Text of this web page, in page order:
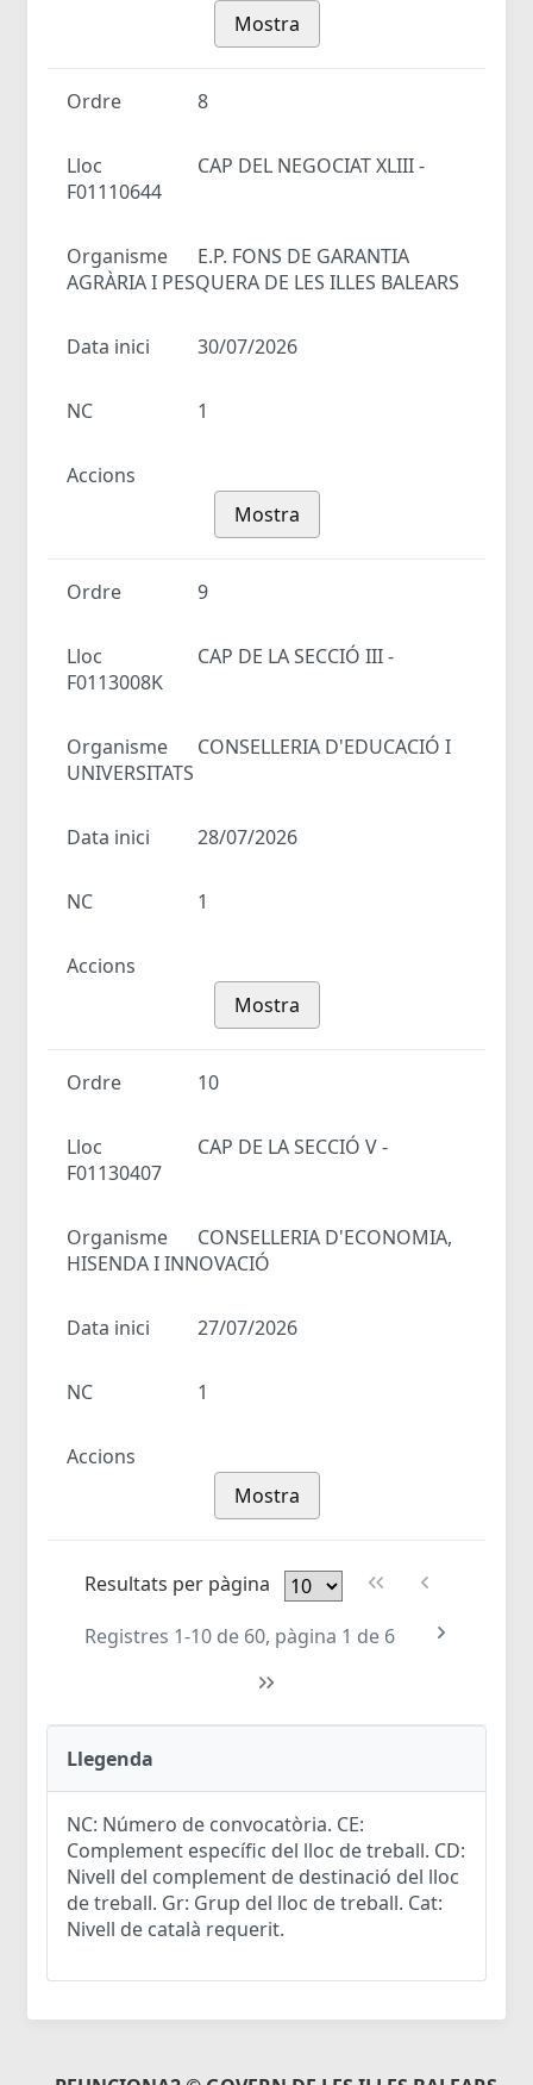
Mostra
Ordre 8
Lloc
CAP DEL NEGOCIAT XLIII -
F01110644
Organisme
E.P. FONS DE GARANTIA
AGRÀRIA I PESQUERA DE LES ILLES BALEARS
Data inici 30/07/2026
NC 1
Accions
Mostra
Ordre 9
Lloc
CAP DE LA SECCIÓ III -
F0113008K
Organisme
CONSELLERIA D'EDUCACIÓ I
UNIVERSITATS
Data inici 28/07/2026
NC 1
Accions
Mostra
Ordre 10
Lloc
CAP DE LA SECCIÓ V -
F01130407
Organisme
CONSELLERIA D'ECONOMIA,
HISENDA I INNOVACIÓ
Data inici 27/07/2026
NC 1
Accions
Mostra
Resultats per pàgina
Registres 1-10 de 60, pàgina 1 de 6
Llegenda
NC: Número de convocatòria. CE:
Complement específic del lloc de treball. CD:
Nivell del complement de destinació del lloc
de treball. Gr: Grup del lloc de treball. Cat:
Nivell de català requerit.